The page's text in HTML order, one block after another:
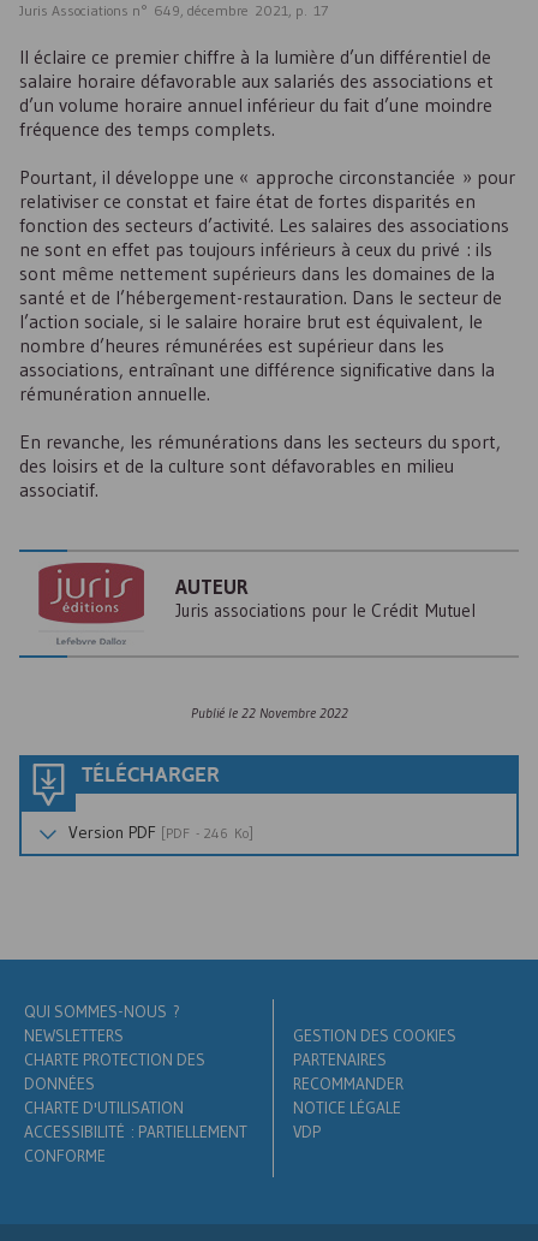
Juris Associations n° 649, décembre 2021, p. 17
Il éclaire ce premier chiffre à la lumière d’un différentiel de
salaire horaire défavorable aux salariés des associations et
d’un volume horaire annuel inférieur du fait d’une moindre
fréquence des temps complets.
Pourtant, il développe une « approche circonstanciée » pour
relativiser ce constat et faire état de fortes disparités en
fonction des secteurs d’activité. Les salaires des associations
ne sont en effet pas toujours inférieurs à ceux du privé : ils
sont même nettement supérieurs dans les domaines de la
santé et de l’hébergement-restauration. Dans le secteur de
l’action sociale, si le salaire horaire brut est équivalent, le
nombre d’heures rémunérées est supérieur dans les
associations, entraînant une différence significative dans la
rémunération annuelle.
En revanche, les rémunérations dans les secteurs du sport,
des loisirs et de la culture sont défavorables en milieu
associatif.
AUTEUR
Juris associations pour le Crédit Mutuel
Publié le 22 Novembre 2022
TÉLÉCHARGER
Version PDF [PDF - 246 Ko]
QUI SOMMES-NOUS ?
NEWSLETTERS
CHARTE PROTECTION DES
DONNÉES
CHARTE D'UTILISATION
ACCESSIBILITÉ : PARTIELLEMENT
CONFORME
GESTION DES COOKIES
PARTENAIRES
RECOMMANDER
NOTICE LÉGALE
VDP